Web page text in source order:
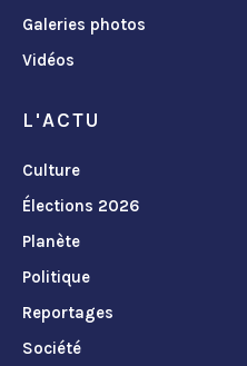
Galeries photos
Vidéos
L'ACTU
Culture
Élections 2026
Planète
Politique
Reportages
Société